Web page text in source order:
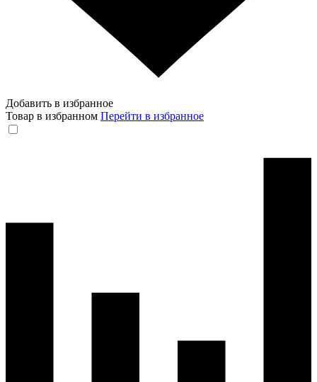
Добавить в избранное
Товар в избранном Перейти в избранное